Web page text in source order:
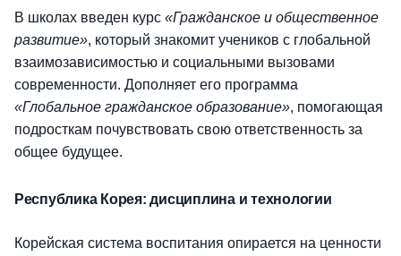
В школах введен курс «Гражданское и общественное
развитие», который знакомит учеников с глобальной
взаимозависимостью и социальными вызовами
современности. Дополняет его программа
«Глобальное гражданское образование», помогающая
подросткам почувствовать свою ответственность за
общее будущее.
Республика Корея: дисциплина и технологии
Корейская система воспитания опирается на ценности